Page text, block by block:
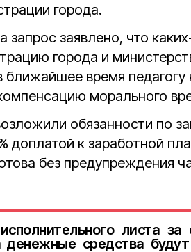
города.
запрос заявлено, что
города и
время педагогу
морального
обязанности по
доплатой к заработной
без предупреждения
листа
денежные средства